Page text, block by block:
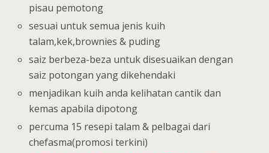
pisau pemotong
sesuai untuk semua jenis kuih
talam,kek,brownies & puding
saiz berbeza-beza untuk disesuaikan dengan
saiz potongan yang dikehendaki
menjadikan kuih anda kelihatan cantik dan
kemas apabila dipotong
percuma 15 resepi talam & pelbagai dari
chefasma(promosi terkini)